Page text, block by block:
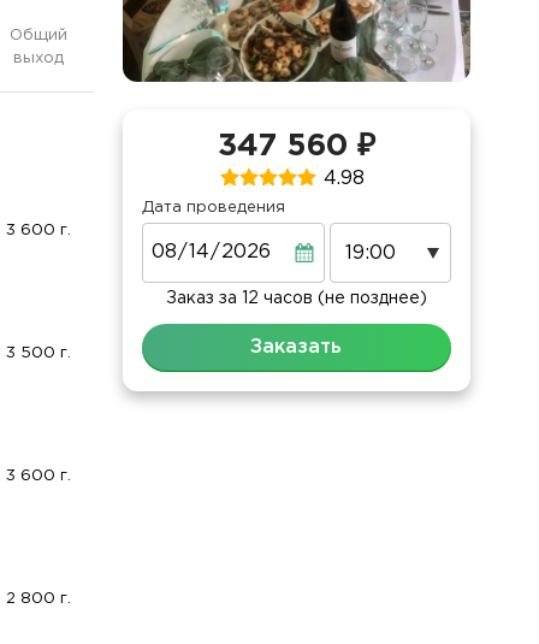
Общий
выход
3 600 г.
3 500 г.
3 600 г.
2 800 г.
347 560 ₽
4.98
Дата проведения
Заказ за 12 часов (не позднее)
Заказать